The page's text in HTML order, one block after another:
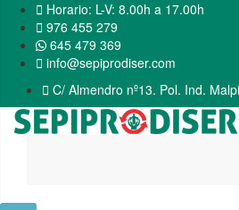
 Horario: L-V: 8.00h a 17.00h
 976 455 279
645 479 369
 info@sepiprodiser.com
 C/ Almendro nº13. Pol. Ind.